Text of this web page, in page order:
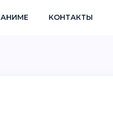
АНИМЕ КОНТАКТЫ